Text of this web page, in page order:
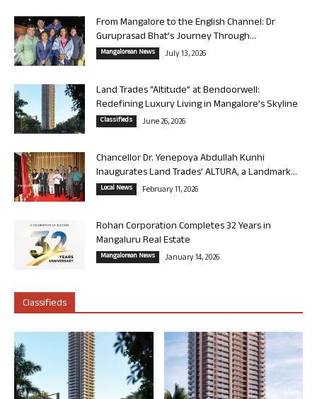
From Mangalore to the English Channel: Dr
Guruprasad Bhat’s Journey Through...
Mangalorean News July 13, 2026
Land Trades “Altitude” at Bendoorwell:
Redefining Luxury Living in Mangalore’s Skyline
Classifieds June 26, 2026
Chancellor Dr. Yenepoya Abdullah Kunhi
Inaugurates Land Trades’ ALTURA, a Landmark...
Local News February 11, 2026
Rohan Corporation Completes 32 Years in
Mangaluru Real Estate
Mangalorean News January 14, 2026
Classifieds